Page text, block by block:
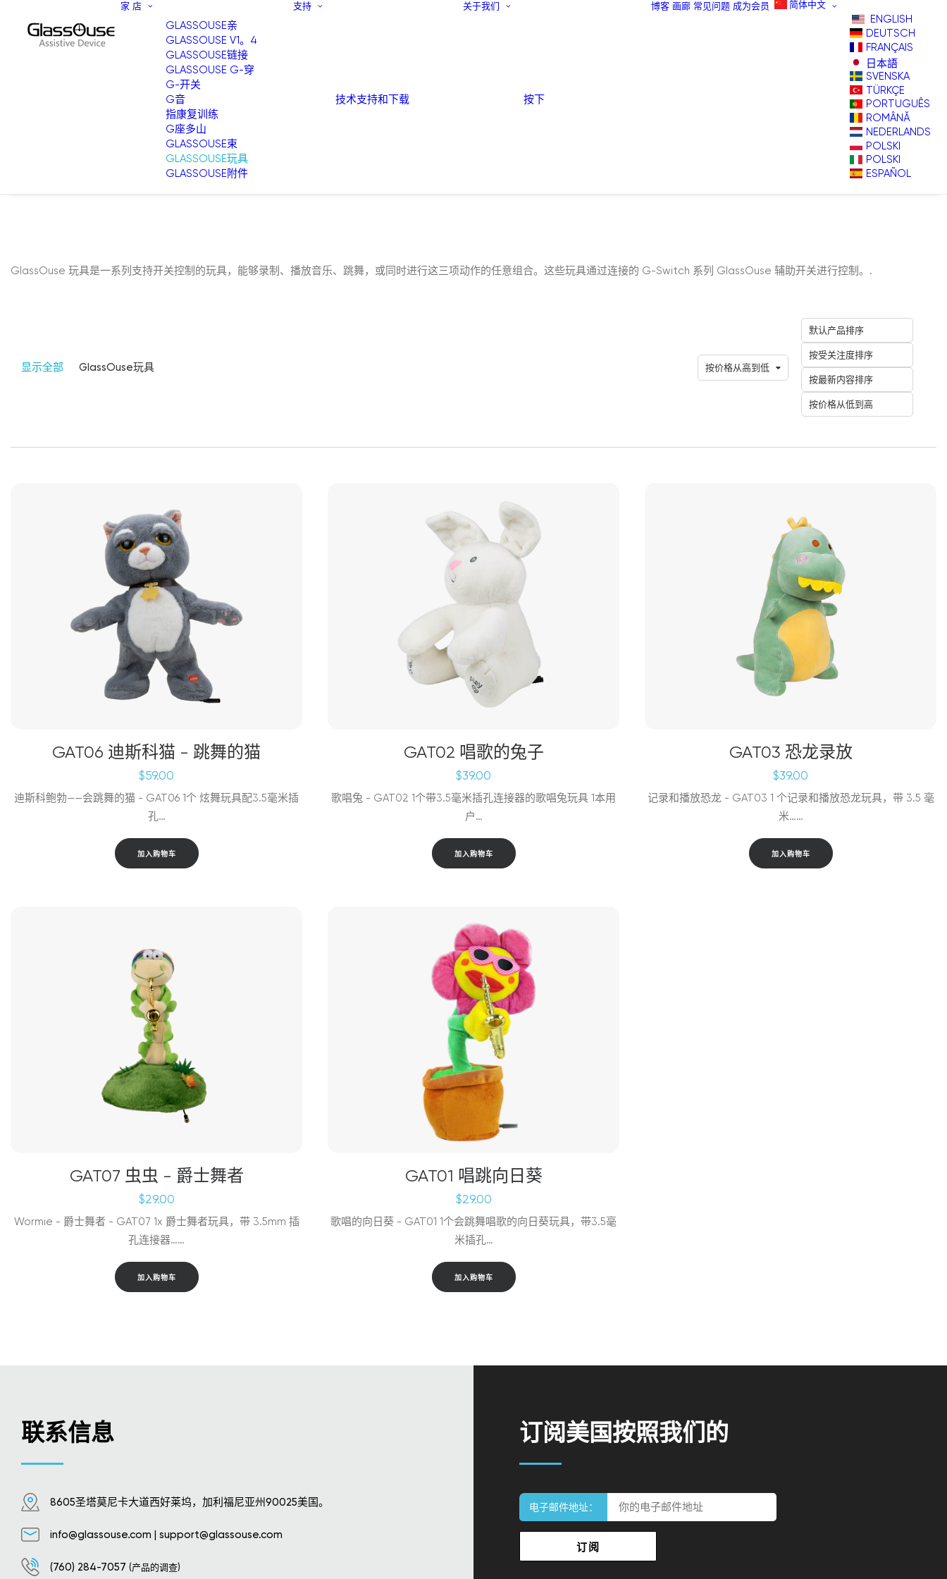
家 店
GLASSOUSE亲
GLASSOUSE V1。4
GLASSOUSE链接
GLASSOUSE G-穿
G-开关
G音
指康复训练
G座多山
GLASSOUSE束
GLASSOUSE玩具
GLASSOUSE附件
支持
技术支持和下载
关于我们
按下
博客 画廊 常见问题 成为会员 简体中文
ENGLISH
DEUTSCH
FRANÇAIS
日本語
SVENSKA
TÜRKÇE
PORTUGUÊS
ROMÂNĂ
NEDERLANDS
POLSKI
POLSKI
ESPAÑOL
GlassOuse 玩具是一系列支持开关控制的玩具，能够录制、播放音乐、跳舞，或同时进行这三项动作的任意组合。这些玩具通过连接的 G-Switch 系列 GlassOuse 辅助开关进行控制。.
显示全部 GlassOuse玩具 按价格从高到低
默认产品排序
按受关注度排序
按最新内容排序
按价格从低到高
GAT06 迪斯科猫 - 跳舞的猫
$59.00
迪斯科鲍勃——会跳舞的猫 - GAT06 1个 炫舞玩具配3.5毫米插
孔…
加入购物车
GAT02 唱歌的兔子
$39.00
歌唱兔 - GAT02 1个带3.5毫米插孔连接器的歌唱兔玩具 1本用
户…
加入购物车
GAT03 恐龙录放
$39.00
记录和播放恐龙 - GAT03 1 个记录和播放恐龙玩具，带 3.5 毫
米……
加入购物车
GAT07 虫虫 - 爵士舞者
$29.00
Wormie - 爵士舞者 - GAT07 1x 爵士舞者玩具，带 3.5mm 插
孔连接器……
加入购物车
GAT01 唱跳向日葵
$29.00
歌唱的向日葵 - GAT01 1个会跳舞唱歌的向日葵玩具，带3.5毫
米插孔…
加入购物车
联系信息
8605圣塔莫尼卡大道西好莱坞，加利福尼亚州90025美国。
info@glassouse.com | support@glassouse.com
(760) 284-7057 (产品的调查)
订阅美国按照我们的
电子邮件地址：